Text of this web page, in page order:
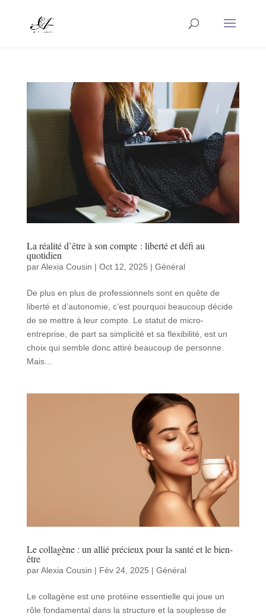
La réalité d’être à son compte : liberté et défi au
quotidien
parAlexia Cousin | Oct 12, 2025 | Général
De plus en plus de professionnels sont en quête de
liberté et d’autonomie, c’est pourquoi beaucoup décide
de se mettre à leur compte. Le statut de micro-
entreprise, de part sa simplicité et sa flexibilité, est un
choix qui semble donc attiré beaucoup de personne.
Mais...
Le collagène : un allié précieux pour la santé et le bien-
être
parAlexia Cousin | Fév 24, 2025 | Général
Le collagène est une protéine essentielle qui joue un
rôle fondamental dans la structure et la souplesse de